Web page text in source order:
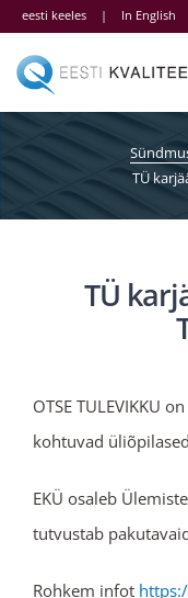
Skip
content
eesti keeles | In English
TÜ
TÜ
OTSE TULEVIKKU
kohtuvad
EKÜ osaleb
tutvustab
Rohkem infot